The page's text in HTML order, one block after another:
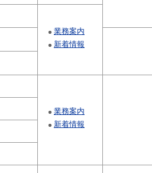
業務案内
新着情報
業務案内
新着情報